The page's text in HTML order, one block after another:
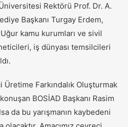
Rektörü Prof. Dr. A.
Başkanı Turgay Erdem,
kamu kurumları ve sivil
iş dünyası temsilcileri
Üretime Farkındalık Oluşturmak
BOSİAD Başkanı Rasim
da bu yarışmanın kaybedeni